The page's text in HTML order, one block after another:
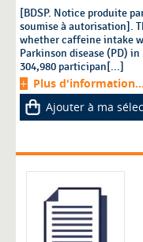
[BDSP. Notice produite
soumise à autorisation].
whether caffeine intake
Parkinson disease (PD)
304,980 participan[...]
Plus d'information...
Ajouter à ma